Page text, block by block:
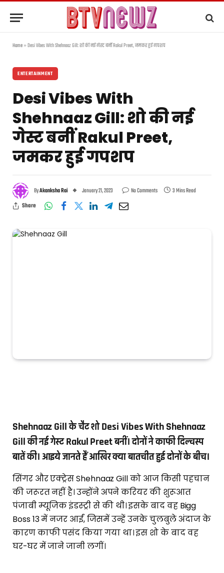
Home»Desi Vibes With Shehnaaz Gill: शो की नई गेस्ट बनीं Rakul Preet, जमकर हुई गपशप
ENTERTAINMENT
Desi Vibes With
Shehnaaz Gill: शो की नई
गेस्ट बनीं Rakul Preet,
जमकर हुई गपशप
ByAkanksha Rai January 21, 2023 No Comments
3 Mins Read
Share
Shehnaaz Gill के चैट शो Desi Vibes With Shehnaaz
Gill की नई गेस्ट Rakul Preet बनीं। दोनों ने काफी दिल्चस्प
बातें की। आइये जानते हैं आखिर क्या बातचीत हुई दोनों के बीच।
सिंगर और एक्ट्रेस Shehnaaz Gill को आज किसी पहचान
की जरूरत नहीं है। उन्होंने अपने करियर की शुरूआत
पंजाबी म्यूजिक इंडस्ट्री से की थी। इसके बाद वह Bigg
Boss 13 में नजर आईं, जिसमें उन्हें उनके चुलबुले अंदाज के
कारण काफी पसंद किया गया था। इस शो के बाद वह
घर-घर में जाने जानी लगीं।